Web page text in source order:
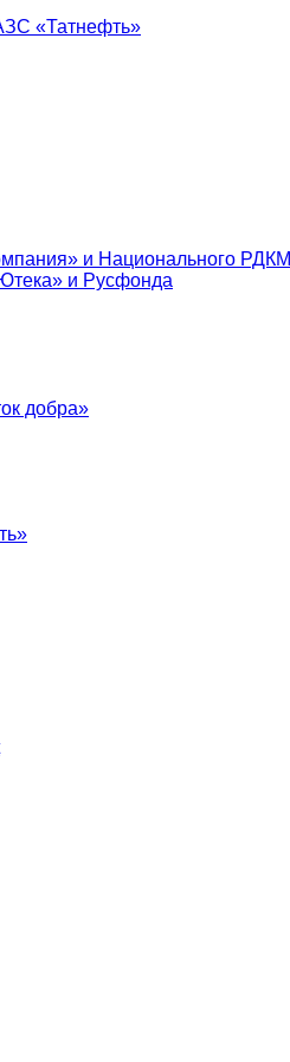
«Татнефть»
и Национального РДКМ
и Русфонда
добра»